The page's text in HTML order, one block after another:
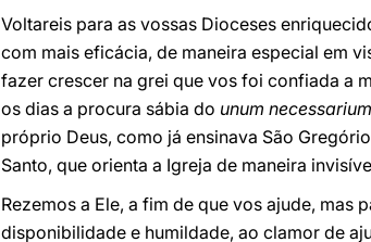
Voltareis para as vossas Dioceses
com mais eficácia, de maneira especial em
fazer crescer na grei que vos foi confiada a
os dias a procura sábia do unum necessarium
próprio Deus, como já ensinava São
Santo, que orienta a Igreja de maneira
Rezemos a Ele, a fim de que vos ajude, mas
disponibilidade e humildade, ao clamor de